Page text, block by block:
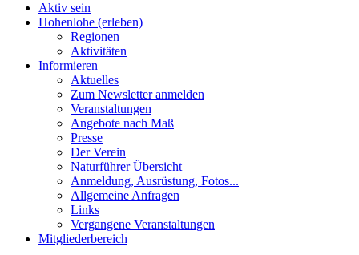
Aktiv sein
Hohenlohe (erleben)
Regionen
Aktivitäten
Informieren
Aktuelles
Zum Newsletter anmelden
Veranstaltungen
Angebote nach Maß
Presse
Der Verein
Naturführer Übersicht
Anmeldung, Ausrüstung, Fotos...
Allgemeine Anfragen
Links
Vergangene Veranstaltungen
Mitgliederbereich